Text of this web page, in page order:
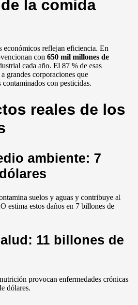
la comida
económicos reflejan eficiencia. En
con 650 mil millones de
cada año. El 87 % de esas
grandes corporaciones que
con pesticidas.
reales de los
ambiente: 7
suelos y aguas y contribuye al
estima estos daños en 7 billones de
11 billones de
provocan enfermedades crónicas
dólares.